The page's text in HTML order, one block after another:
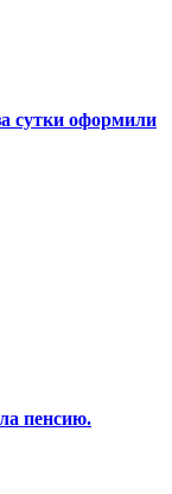
сутки оформили
пенсию.